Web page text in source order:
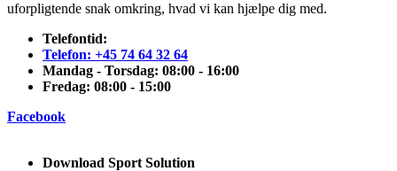
uforpligtende snak omkring, hvad vi kan hjælpe dig med.
Telefontid:
Telefon: +45 74 64 32 64
Mandag - Torsdag: 08:00 - 16:00
Fredag: 08:00 - 15:00
Facebook
Download Sport Solution